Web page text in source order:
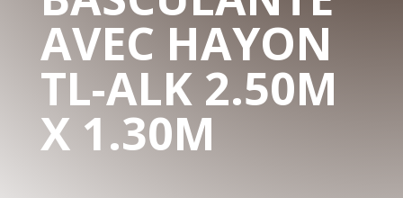
AVEC HAYON
TL-ALK 2.50M
X 1.30M